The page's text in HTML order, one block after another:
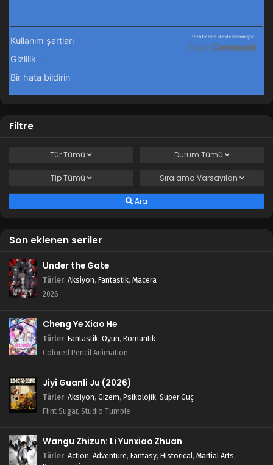
Filtre
TürTümü Durum Tümü
TipTümü Sıralama Varsayılan
Ara
Son eklenen seriler
Under the Gate
Türler: Aksiyon, Fantastik, Macera
2026
Cheng Ye Xiao He
Türler: Fantastik, Oyun, Romantik
Colored Pencil Animation
Jiyi Guanli Ju (2026)
Türler: Aksiyon, Gizem, Psikolojik, Süper Güç
Flint Sugar, Studio Tumble
Wangu Zhizun: Li Yunxiao Zhuan
Türler: Action, Adventure, Fantasy, Historical, Martial Arts,